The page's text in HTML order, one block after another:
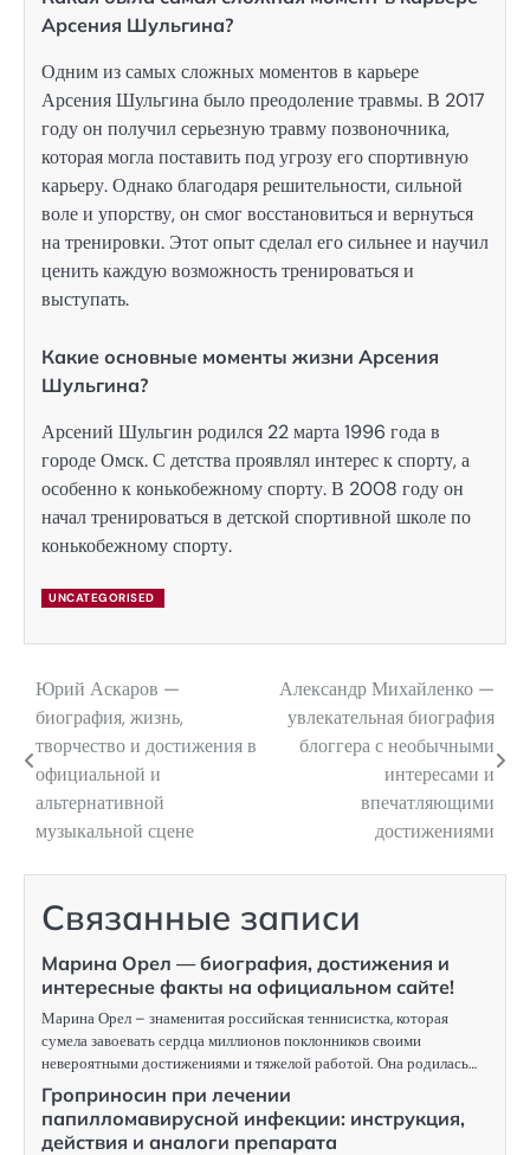
Арсения Шульгина?
Одним из самых сложных моментов в карьере
Арсения Шульгина было преодоление травмы. В 2017
году он получил серьезную травму позвоночника,
которая могла поставить под угрозу его спортивную
карьеру. Однако благодаря решительности, сильной
воле и упорству, он смог восстановиться и вернуться
на тренировки. Этот опыт сделал его сильнее и научил
ценить каждую возможность тренироваться и
выступать.
Какие основные моменты жизни Арсения
Шульгина?
Арсений Шульгин родился 22 марта 1996 года в
городе Омск. С детства проявлял интерес к спорту, а
особенно к конькобежному спорту. В 2008 году он
начал тренироваться в детской спортивной школе по
конькобежному спорту.
UNCATEGORISED
Навигация
по
записям
Юрий Аскаров —
биография, жизнь,
творчество и достижения в
официальной и
альтернативной
музыкальной сцене
Александр Михайленко —
увлекательная биография
блоггера с необычными
интересами и
впечатляющими
достижениями
Связанные записи
Марина Орел — биография, достижения и
интересные факты на официальном сайте!
Марина Орел – знаменитая российская теннисистка, которая
сумела завоевать сердца миллионов поклонников своими
невероятными достижениями и тяжелой работой. Она родилась…
Гроприносин при лечении
папилломавирусной инфекции: инструкция,
действия и аналоги препарата